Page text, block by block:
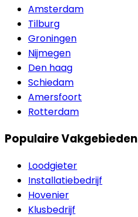
Amsterdam
Tilburg
Groningen
Nijmegen
Den haag
Schiedam
Amersfoort
Rotterdam
Populaire Vakgebieden
Loodgieter
Installatiebedrijf
Hovenier
Klusbedrijf